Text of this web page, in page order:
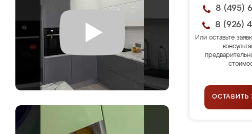
8 (495)
8 (926)
Или оставьте
ОСТАВИТЬ